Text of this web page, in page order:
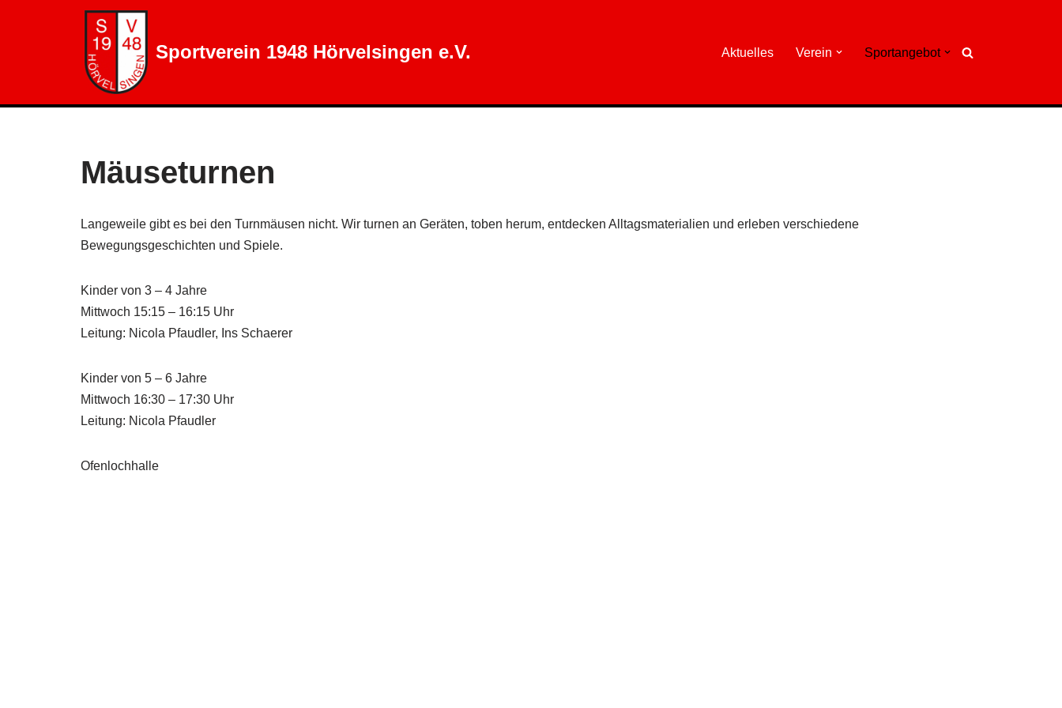
Sportverein 1948 Hörvelsingen e.V. Aktuelles Verein Sportangebot
Mäuseturnen
Langeweile gibt es bei den Turnmäusen nicht. Wir turnen an Geräten, toben herum, entdecken Alltagsmaterialien und erleben verschiedene
Bewegungsgeschichten und Spiele.
Kinder von 3 – 4 Jahre
Mittwoch 15:15 – 16:15 Uhr
Leitung: Nicola Pfaudler, Ins Schaerer
Kinder von 5 – 6 Jahre
Mittwoch 16:30 – 17:30 Uhr
Leitung: Nicola Pfaudler
Ofenlochhalle